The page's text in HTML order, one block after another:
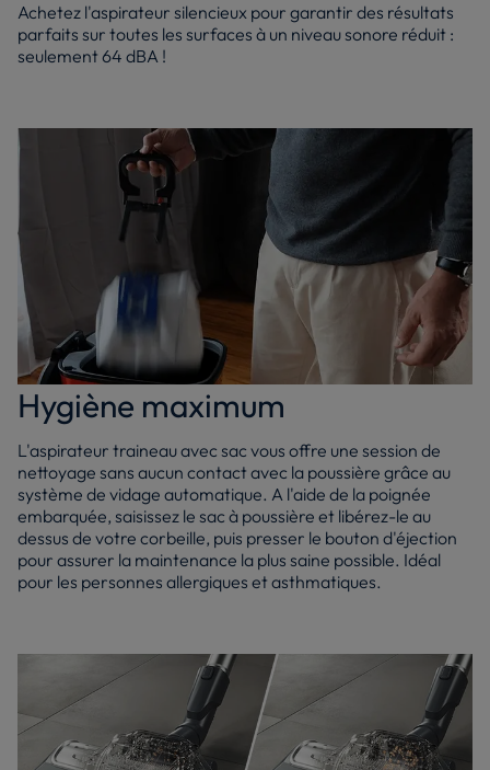
Achetez l'aspirateur silencieux pour garantir des résultats
parfaits sur toutes les surfaces à un niveau sonore réduit :
seulement 64 dBA !
Hygiène maximum
L'aspirateur traineau avec sac vous offre une session de
nettoyage sans aucun contact avec la poussière grâce au
système de vidage automatique. A l'aide de la poignée
embarquée, saisissez le sac à poussière et libérez-le au
dessus de votre corbeille, puis presser le bouton d'éjection
pour assurer la maintenance la plus saine possible. Idéal
pour les personnes allergiques et asthmatiques.